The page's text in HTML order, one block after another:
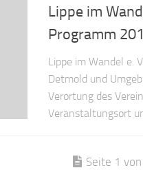
Lippe im
Programm
Lippe im Wandel e.
Detmold und
Verortung des
Veranstaltungsort
Seite 1